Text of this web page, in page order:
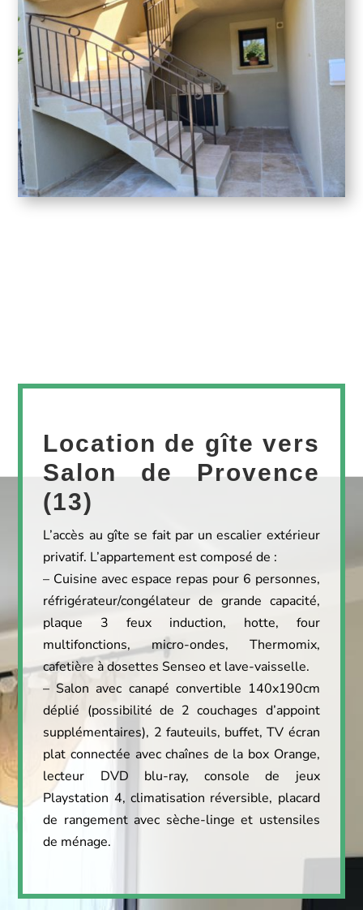
Location de gîte vers
Salon de Provence
(13)
L’accès au gîte se fait par un escalier extérieur
privatif. L’appartement est composé de :
– Cuisine avec espace repas pour 6 personnes,
réfrigérateur/congélateur de grande capacité,
plaque 3 feux induction, hotte, four
multifonctions, micro-ondes, Thermomix,
cafetière à dosettes Senseo et lave-vaisselle.
– Salon avec canapé convertible 140x190cm
déplié (possibilité de 2 couchages d’appoint
supplémentaires), 2 fauteuils, buffet, TV écran
plat connectée avec chaînes de la box Orange,
lecteur DVD blu-ray, console de jeux
Playstation 4, climatisation réversible, placard
de rangement avec sèche-linge et ustensiles
de ménage.